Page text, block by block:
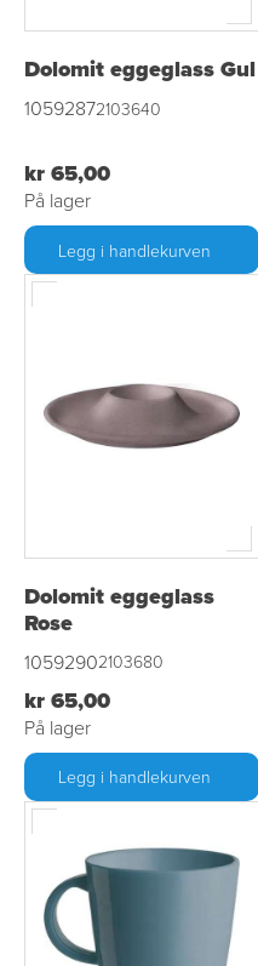
Dolomit eggeglass Gul
10592872103640
kr 65,00
På lager
Legg i handlekurven
Dolomit eggeglass
Rose
10592902103680
kr 65,00
På lager
Legg i handlekurven